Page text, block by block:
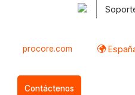
procore.com
Contáctenos